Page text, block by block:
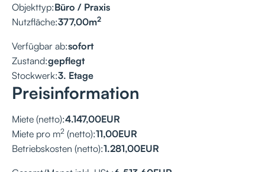
Objekttyp:Büro / Praxis
Nutzfläche:377,00m2
Verfügbar ab:sofort
Zustand:gepflegt
Stockwerk:3. Etage
Preisinformation
Miete (netto):4.147,00EUR
Miete pro m2 (netto):11,00EUR
Betriebskosten (netto):1.281,00EUR